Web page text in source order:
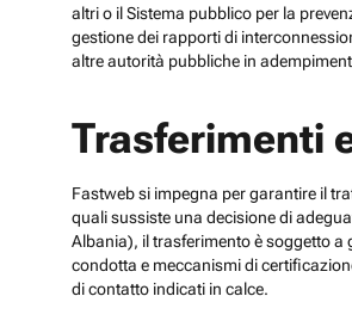
altri o il Sistema pubblico per la
gestione dei rapporti di
altre autorità pubbliche in
Trasferimenti
Fastweb si impegna per garantire il
quali sussiste una decisione di
Albania), il trasferimento è soggetto a
condotta e meccanismi di
di contatto indicati in calce.